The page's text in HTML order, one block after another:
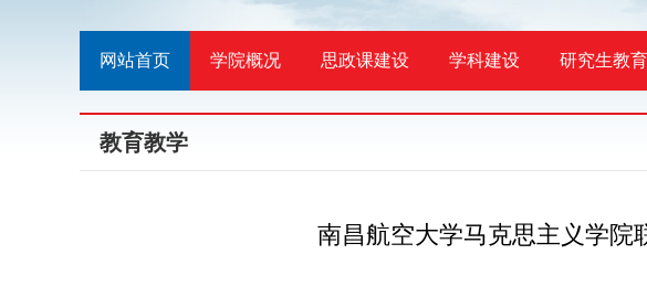
网站首页 学院概况 思政课建设 学科建设 研究生教育
教育教学
南昌航空大学马克思主义学院